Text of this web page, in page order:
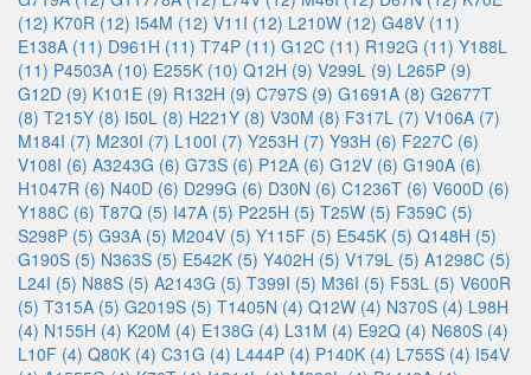
(12) K70R (12) I54M (12) V11I (12) L210W (12) G48V (11)
E138A (11) D961H (11) T74P (11) G12C (11) R192G (11) Y188L
(11) P4503A (10) E255K (10) Q12H (9) V299L (9) L265P (9)
G12D (9) K101E (9) R132H (9) C797S (9) G1691A (8) G2677T
(8) T215Y (8) I50L (8) H221Y (8) V30M (8) F317L (7) V106A (7)
M184I (7) M230I (7) L100I (7) Y253H (7) Y93H (6) F227C (6)
V108I (6) A3243G (6) G73S (6) P12A (6) G12V (6) G190A (6)
H1047R (6) N40D (6) D299G (6) D30N (6) C1236T (6) V600D (6)
Y188C (6) T87Q (5) I47A (5) P225H (5) T25W (5) F359C (5)
S298P (5) G93A (5) M204V (5) Y115F (5) E545K (5) Q148H (5)
G190S (5) N363S (5) E542K (5) Y402H (5) V179L (5) A1298C (5)
L24I (5) N88S (5) A2143G (5) T399I (5) M36I (5) F53L (5) V600R
(5) T315A (5) G2019S (5) T1405N (4) Q12W (4) N370S (4) L98H
(4) N155H (4) K20M (4) E138G (4) L31M (4) E92Q (4) N680S (4)
L10F (4) Q80K (4) C31G (4) L444P (4) P140K (4) L755S (4) I54V